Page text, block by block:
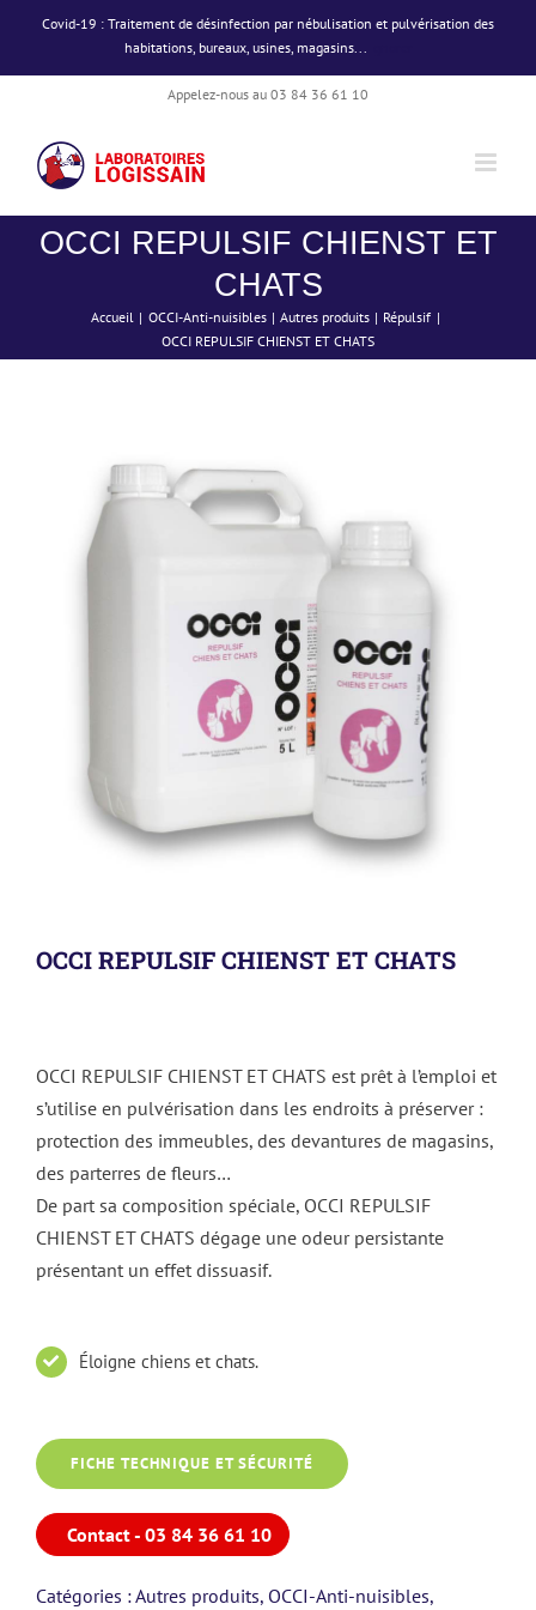
Covid-19 : Traitement de désinfection par nébulisation et pulvérisation des
habitations, bureaux, usines, magasins...
Passer
contenu
Appelez-nous au 03 84 36 61 10
OCCI REPULSIF CHIENST ET
CHATS
Accueil OCCI-Anti-nuisibles Autres produits
Répulsif
OCCI REPULSIF CHIENST ET CHATS
OCCI REPULSIF CHIENST ET CHATS
OCCI REPULSIF CHIENST ET CHATS est prêt à l’emploi et
s’utilise en pulvérisation dans les endroits à préserver :
protection des immeubles, des devantures de magasins,
des parterres de fleurs…
De part sa composition spéciale, OCCI REPULSIF
CHIENST ET CHATS dégage une odeur persistante
présentant un effet dissuasif.
Éloigne chiens et chats.
FICHE TECHNIQUE ET SÉCURITÉ
Contact - 03 84 36 61 10
Catégories :Autres produits, OCCI-Anti-nuisibles,